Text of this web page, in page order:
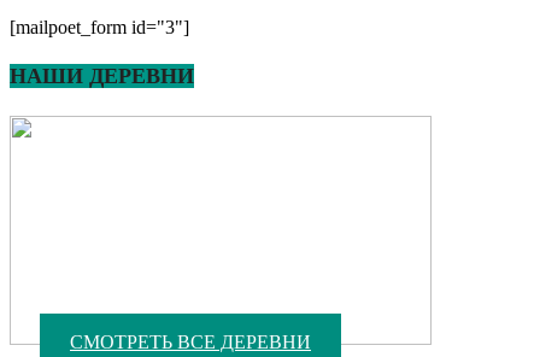
[mailpoet_form id="3"]
НАШИ ДЕРЕВНИ
СМОТРЕТЬ ВСЕ ДЕРЕВНИ